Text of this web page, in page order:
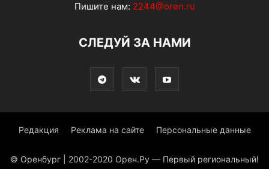
Пишите нам: 2244@oren.ru
СЛЕДУЙ ЗА НАМИ
Редакция Реклама на сайте Персональные данные
© Оренбург | 2002-2020 Орен.Ру — Первый региональный!